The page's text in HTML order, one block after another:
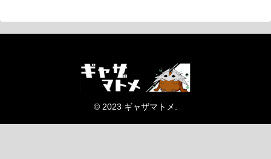
© 2023 ギャザマトメ.